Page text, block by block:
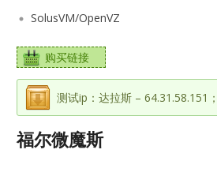
SolusVM/OpenVZ
购买链接
测试ip：达拉斯 – 64.31.58.151
福尔微魔斯